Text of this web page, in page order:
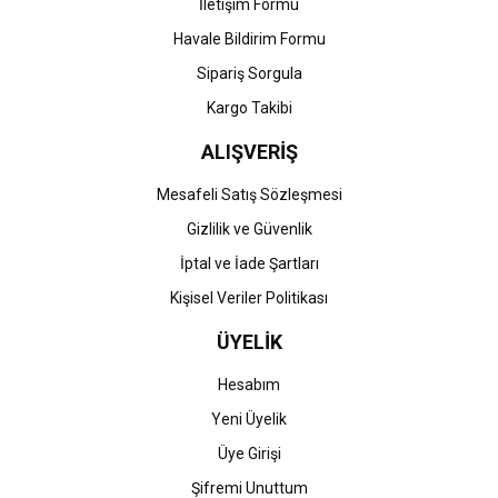
Gönder
İletişim Formu
Havale Bildirim Formu
Sipariş Sorgula
Kargo Takibi
ALIŞVERİŞ
Mesafeli Satış Sözleşmesi
Gizlilik ve Güvenlik
İptal ve İade Şartları
Kişisel Veriler Politikası
ÜYELİK
Hesabım
Yeni Üyelik
Üye Girişi
Şifremi Unuttum